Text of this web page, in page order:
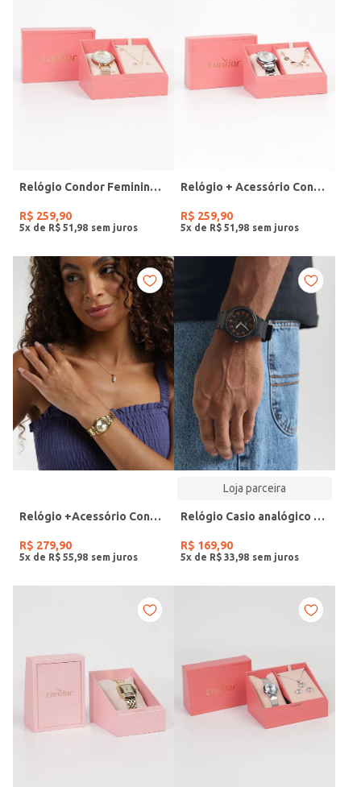
Relógio Condor Feminino DOURADO
R$ 259,90
5x de R$ 51 98
Relógio + Acessório Condor Feminino PRATA
R$ 259,90
5x de R$ 51 98
Relógio +Acessório Condor Feminino DOURADO
R$ 279,90
5x de R$ 55 98
Loja parceira
Relógio Casio analógico MW-240-4BVDF-SC
R$ 169,90
5x de R$ 33 98